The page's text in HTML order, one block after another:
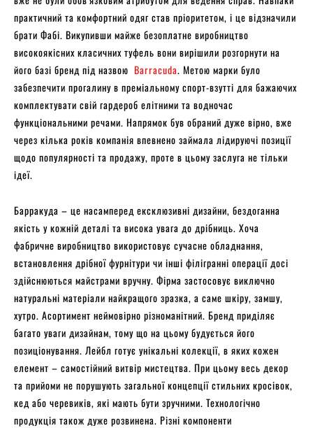
практичний та комфортний одяг став пріоритетом, і це відзначили
брати Фабі. Викупивши майже безоплатне виробництво
високоякісних класичних туфель вони вирішили розгорнути на
його базі бренд під назвою Barracuda. Метою марки було
забезпечити прогалину в преміальному спорт-взутті для бажаючих
комплектувати свій гардероб елітними та водночас
функціональними речами. Напрямок був обраний дуже вірно, вже
через кілька років компанія впевнено займала лідируючі позиції
щодо популярності та продажу, проте в цьому заслуга не тільки
ідеї.
Барракуда – це насамперед ексклюзивні дизайни, бездоганна
якість у кожній деталі та висока увага до дрібниць. Хоча
фабричне виробництво використовує сучасне обладнання,
встановлення дрібної фурнітури чи інші філігранні операції досі
здійснюються майстрами вручну. Фірма застосовує виключно
натуральні матеріали найкращого зразка, а саме шкіру, замшу,
хутро. Асортимент неймовірно різноманітний. Бренд приділяє
багато уваги дизайнам, тому що на цьому будується його
позиціонування. Лейбл готує унікальні колекції, в яких кожен
елемент – самостійний витвір мистецтва. При цьому весь декор
та прийоми не порушують загальної концепції стильних кросівок,
кед або черевиків, які мають бути зручними. Технологічно
продукція також дуже розвинена. Різні компоненти